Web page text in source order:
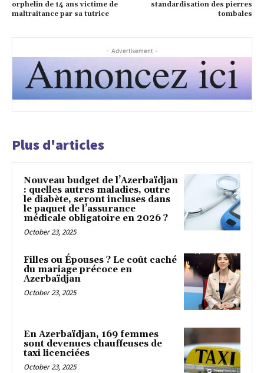
orphelin de 14 ans victime de
maltraitance par sa tutrice
standardisation des pierres
tombales
- Advertisement -
Plus d'articles
Nouveau budget de l’Azerbaïdjan
: quelles autres maladies, outre
le diabète, seront incluses dans
le paquet de l’assurance
médicale obligatoire en 2026 ?
October 23, 2025
Filles ou Épouses ? Le coût caché
du mariage précoce en
Azerbaïdjan
October 23, 2025
En Azerbaïdjan, 169 femmes
sont devenues chauffeuses de
taxi licenciées
October 23, 2025